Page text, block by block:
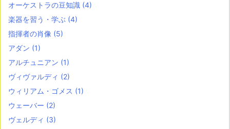
オーケストラの豆知識 (4)
楽器を習う・学ぶ (4)
指揮者の肖像 (5)
アダン (1)
アルチュニアン (1)
ヴィヴァルディ (2)
ウィリアム・ゴメス (1)
ウェーバー (2)
ヴェルディ (3)